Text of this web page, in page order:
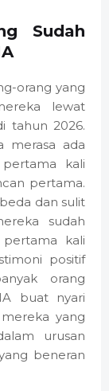
Sudah
orang yang
lewat
tahun 2026.
merasa ada
kali
pertama.
dan sulit
sudah
kali
positif
orang
buat nyari
yang
urusan
beneran